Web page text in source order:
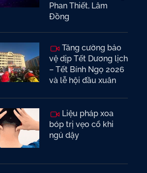
Phan Thiết, Lâm
Đồng
Tăng cường bảo
vệ dịp Tết Dương lịch
– Tết Bính Ngọ 2026
và lễ hội đầu xuân
Liệu pháp xoa
bóp trị vẹo cổ khi
ngủ dậy